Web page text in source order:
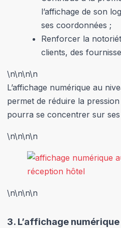
l’affichage de son
ses coordonnées ;
Renforcer la
clients, des
\n\n\n\n
L’affichage numérique au
permet de réduire la
pourra se concentrer sur
\n\n\n\n
\n\n\n\n
3. L’affichage